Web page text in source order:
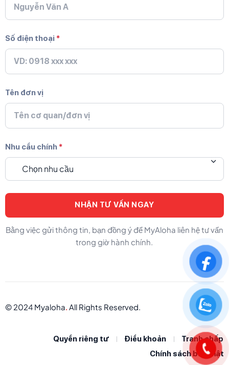
Số điện thoại *
Tên đơn vị
Nhu cầu chính *
Chọn nhu cầu
Bằng việc gửi thông tin, bạn đồng ý để MyAloha liên hệ tư vấn
trong giờ hành chính.
© 2024 Myaloha. All Rights Reserved.
Quyền riêng tư Điều khoản
Tranh chấp
Chính sách bảo mật